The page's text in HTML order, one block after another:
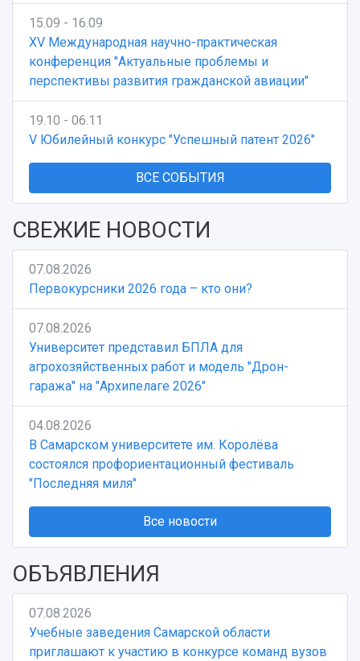
15.09 - 16.09
XV Международная научно-практическая
конференция "Актуальные проблемы и
перспективы развития гражданской авиации"
19.10 - 06.11
V Юбилейный конкурс "Успешный патент 2026"
ВСЕ СОБЫТИЯ
СВЕЖИЕ НОВОСТИ
07.08.2026
Первокурсники 2026 года – кто они?
07.08.2026
Университет представил БПЛА для
агрохозяйственных работ и модель "Дрон-
гаража" на "Архипелаге 2026"
04.08.2026
В Самарском университете им. Королёва
состоялся профориентационный фестиваль
"Последняя миля"
Все новости
ОБЪЯВЛЕНИЯ
07.08.2026
Учебные заведения Самарской области
приглашают к участию в конкурсе команд вузов